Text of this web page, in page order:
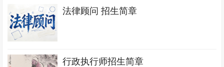
法律顾问 招生简章
行政执行师招生简章